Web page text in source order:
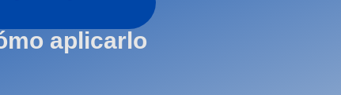
aplicarlo